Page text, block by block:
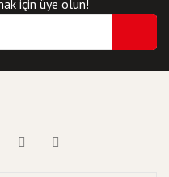
için üye olun!